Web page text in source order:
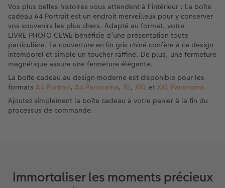
Vos plus belles histoires vous attendent à l’intérieur : La boîte
cadeau A4 Portrait est un endroit merveilleux pour y conserver
vos souvenirs les plus chers. Adapté au format, votre
LIVRE PHOTO CEWE bénéficie d’une présentation toute
particulière. La couverture en lin gris chiné confère à ce design
intemporel et simple un toucher raffiné. De plus, une fermeture
magnétique assure une fermeture élégante.
La boîte cadeau au design moderne est disponible pour les
formats A4 Portrait, A4 Panorama, XL, XXL et XXL Panorama.
Ajoutez simplement la boîte cadeau à votre panier à la fin du
processus de commande.
Immortaliser les moments précieux